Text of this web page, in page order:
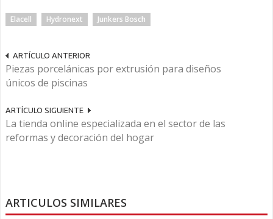
Elacell Hydronext Junkers Bosch
ARTÍCULO ANTERIOR
Piezas porcelánicas por extrusión para diseños
únicos de piscinas
ARTÍCULO SIGUIENTE
La tienda online especializada en el sector de las
reformas y decoración del hogar
ARTICULOS SIMILARES